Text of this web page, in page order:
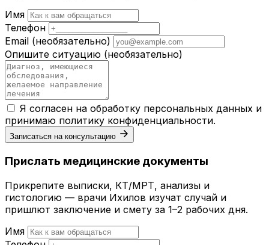
Имя
Телефон
Email (необязательно)
Опишите ситуацию (необязательно)
Я согласен на обработку персональных данных и
принимаю политику конфиденциальности.
Записаться на консультацию
Прислать медицинские документы
Прикрепите выписки, КТ/МРТ, анализы и
гистологию — врачи Ихилов изучат случай и
пришлют заключение и смету за 1–2 рабочих дня.
Имя